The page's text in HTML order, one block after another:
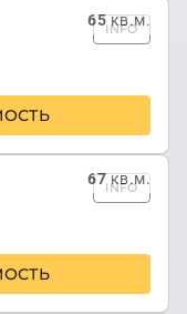
65кв.м.
INFO
67кв.м.
INFO